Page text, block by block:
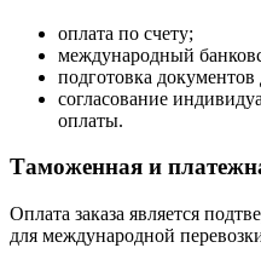
оплата по счету;
международный
подготовка
согласование
оплаты.
Таможенная и
Оплата заказа является
для международной